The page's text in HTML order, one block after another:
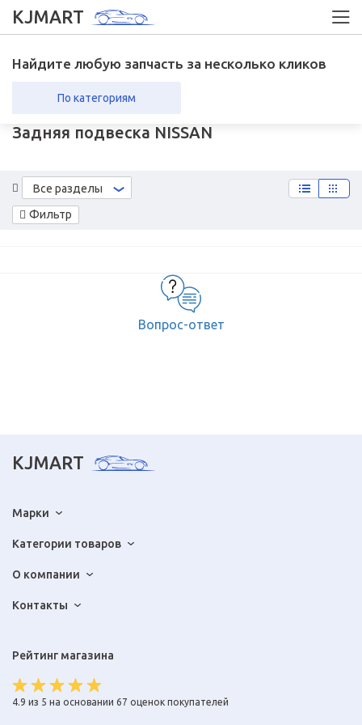
KJMART
Найдите любую запчасть за несколько кликов
По категориям
Задняя подвеска NISSAN
Фильтр
Все разделы
Вопрос-ответ
KJMART
Марки
Категории товаров
О компании
Контакты
Рейтинг магазина
4.9 из 5 на основании 67 оценок покупателей